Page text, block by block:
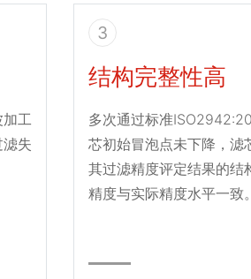
工
失
3
结构完整性高
多次通过标准
芯初始冒泡点未下降，滤
其过滤精度评定结果的结
精度与实际精度水平一致。